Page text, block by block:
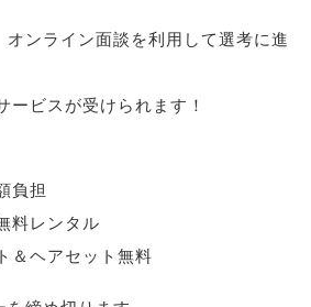
オンライン面談を利用して選考に進
ービスが受けられます！
負担
料レンタル
＆ヘアセット無料